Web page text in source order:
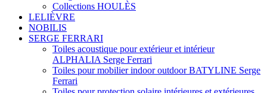
Collections HOULÈS
LELIÈVRE
NOBILIS
SERGE FERRARI
Toiles acoustique pour extérieur et intérieur
ALPHALIA Serge Ferrari
Toiles pour mobilier indoor outdoor BATYLINE Serge
Ferrari